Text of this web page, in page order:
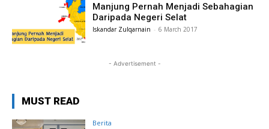
Manjung Pernah Menjadi Sebahagian
Daripada Negeri Selat
Iskandar Zulqarnain - 6 March 2017
- Advertisement -
MUST READ
Berita